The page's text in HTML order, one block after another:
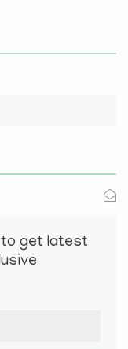
get latest